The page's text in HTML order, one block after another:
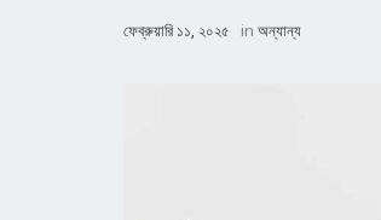
ফেব্রুয়ারি ১১, ২০২৫ in অন্যান্য